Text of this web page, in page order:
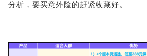
分析，要买意外险的赶紧收藏好。